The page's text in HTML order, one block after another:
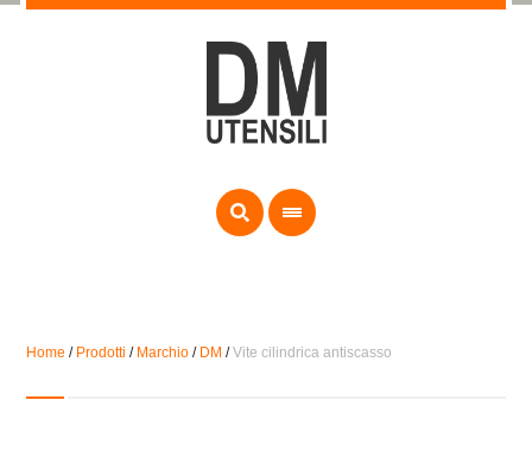
Home / Prodotti / Marchio / DM /Vite cilindrica antiscasso